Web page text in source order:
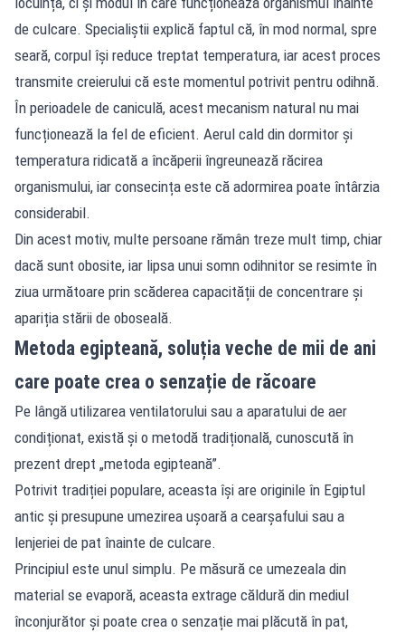
de culcare. Specialiștii explică faptul că, în mod normal, spre
seară, corpul își reduce treptat temperatura, iar acest proces
transmite creierului că este momentul potrivit pentru odihnă.
În perioadele de caniculă, acest mecanism natural nu mai
funcționează la fel de eficient. Aerul cald din dormitor și
temperatura ridicată a încăperii îngreunează răcirea
organismului, iar consecința este că adormirea poate întârzia
considerabil.
Din acest motiv, multe persoane rămân treze mult timp, chiar
dacă sunt obosite, iar lipsa unui somn odihnitor se resimte în
ziua următoare prin scăderea capacității de concentrare și
apariția stării de oboseală.
Metoda egipteană, soluția veche de mii de ani
care poate crea o senzație de răcoare
Pe lângă utilizarea ventilatorului sau a aparatului de aer
condiționat, există și o metodă tradițională, cunoscută în
prezent drept „metoda egipteană”.
Potrivit tradiției populare, aceasta își are originile în Egiptul
antic și presupune umezirea ușoară a cearșafului sau a
lenjeriei de pat înainte de culcare.
Principiul este unul simplu. Pe măsură ce umezeala din
material se evaporă, aceasta extrage căldură din mediul
înconjurător și poate crea o senzație mai plăcută în pat,